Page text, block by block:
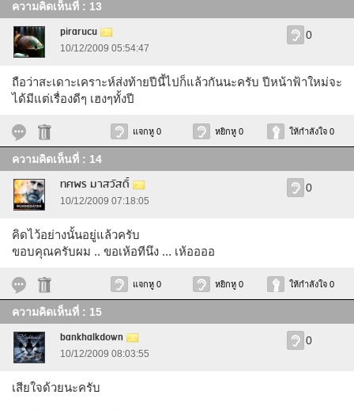
ความคิดเห็นที่ : 13
pirarucu
10/12/2009 05:54:47
0
ถือว่าสะเดาะเคราะห์ส่งท้ายปีนี้ไปก็แล้วกันนะครับ ปีหน้าฟ้าใหม่จะ
ได้มีแต่เรื่องดีๆ เฮงๆทั้งปี
แจกหู 0 หยิกหู 0 ให้กำลังใจ 0
ความคิดเห็นที่ : 14
ทศพร มาสวัสดิ์
10/12/2009 07:18:05
0
คิดไว้อย่างนั้นอยู่แล้วครับ
ขอบคุณครับผม .. ขอเห้อทีนึง ... เห้ออออ
แจกหู 0 หยิกหู 0 ให้กำลังใจ 0
ความคิดเห็นที่ : 15
bankhalkdown
10/12/2009 08:03:55
0
เสียใจด้วยนะครับ